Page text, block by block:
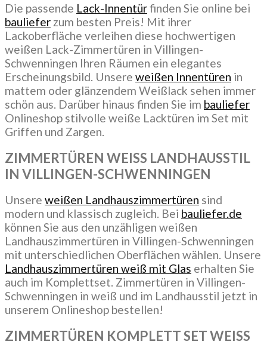
Die passende Lack-Innentürfinden Sie online bei
bauliefer zum besten Preis! Mit ihrer
Lackoberfläche verleihen diese hochwertigen
weißen Lack-Zimmertüren in Villingen-
Schwenningen Ihren Räumen ein elegantes
Erscheinungsbild. Unsere weißen Innentüren in
mattem oder glänzendem Weißlack sehen immer
schön aus. Darüber hinaus finden Sie im bauliefer
Onlineshop stilvolle weiße Lacktüren im Set mit
Griffen und Zargen.
ZIMMERTÜREN WEISS LANDHAUSSTIL
IN VILLINGEN-SCHWENNINGEN
Unsere weißen Landhauszimmertüren sind
modern und klassisch zugleich. Bei bauliefer.de
können Sie aus den unzähligen weißen
Landhauszimmertüren in Villingen-Schwenningen
mit unterschiedlichen Oberflächen wählen. Unsere
Landhauszimmertüren weiß mit Glas erhalten Sie
auch im Komplettset. Zimmertüren in Villingen-
Schwenningen in weiß und im Landhausstil jetzt in
unserem Onlineshop bestellen!
ZIMMERTÜREN KOMPLETT SET WEISS